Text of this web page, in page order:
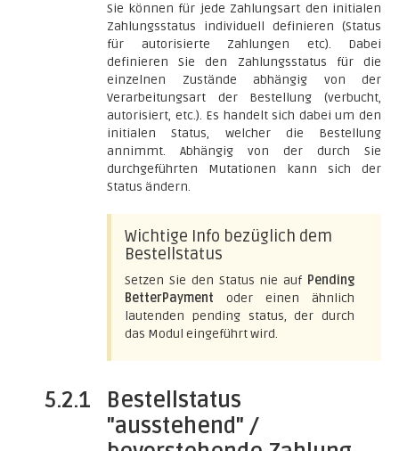
Sie können für jede Zahlungsart den initialen
Zahlungsstatus individuell definieren (Status
für autorisierte Zahlungen etc). Dabei
definieren Sie den Zahlungsstatus für die
einzelnen Zustände abhängig von der
Verarbeitungsart der Bestellung (verbucht,
autorisiert, etc.). Es handelt sich dabei um den
initialen Status, welcher die Bestellung
annimmt. Abhängig von der durch Sie
durchgeführten Mutationen kann sich der
Status ändern.
Wichtige Info bezüglich dem
Bestellstatus
Setzen Sie den Status nie auf Pending
BetterPayment oder einen ähnlich
lautenden pending status, der durch
das Modul eingeführt wird.
5.2.1
Bestellstatus
"ausstehend" /